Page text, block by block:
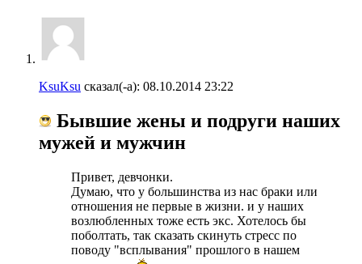
KsuKsu сказал(-а): 08.10.2014 23:22
Бывшие жены и подруги наших
мужей и мужчин
Привет, девчонки.
Думаю, что у большинства из нас браки или
отношения не первые в жизни. и у наших
возлюбленных тоже есть экс. Хотелось бы
поболтать, так сказать скинуть стресс по
поводу "всплывания" прошлого в нашем